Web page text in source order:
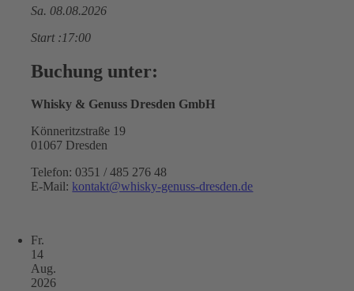
Sa. 08.08.2026
Start :17:00
Buchung unter:
Whisky & Genuss Dresden GmbH
Könneritzstraße 19
01067 Dresden
Telefon: 0351 / 485 276 48
E-Mail: kontakt@whisky-genuss-dresden.de
Fr.
14
Aug.
2026